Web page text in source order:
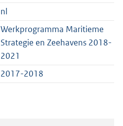
nl
Werkprogramma Maritieme
Strategie en Zeehavens 2018-
2021
2017-2018